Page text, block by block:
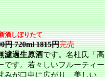
酒しぼりたて
円 720ml 1815円完売
濾過生原酒です。名杜氏「高
す。若々しいフルーティー
みが口中に広がり、美しい